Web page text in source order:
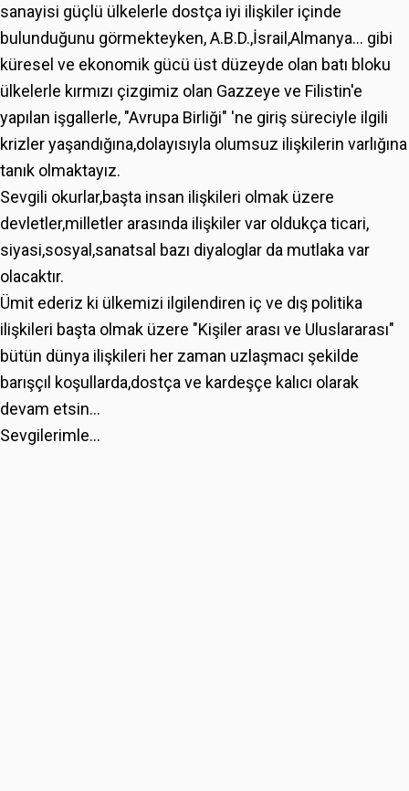
sanayisi güçlü ülkelerle dostça iyi ilişkiler içinde
bulunduğunu görmekteyken, A.B.D.,İsrail,Almanya... gibi
küresel ve ekonomik gücü üst düzeyde olan batı bloku
ülkelerle kırmızı çizgimiz olan Gazzeye ve Filistin'e
yapılan işgallerle, "Avrupa Birliği" 'ne giriş süreciyle ilgili
krizler yaşandığına,dolayısıyla olumsuz ilişkilerin varlığına
tanık olmaktayız.
Sevgili okurlar,başta insan ilişkileri olmak üzere
devletler,milletler arasında ilişkiler var oldukça ticari,
siyasi,sosyal,sanatsal bazı diyaloglar da mutlaka var
olacaktır.
Ümit ederiz ki ülkemizi ilgilendiren iç ve dış politika
ilişkileri başta olmak üzere "Kişiler arası ve Uluslararası"
bütün dünya ilişkileri her zaman uzlaşmacı şekilde
barışçıl koşullarda,dostça ve kardeşçe kalıcı olarak
devam etsin...
Sevgilerimle...